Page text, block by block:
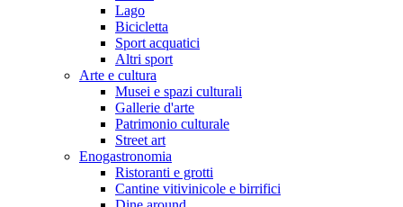
Lago
Bicicletta
Sport acquatici
Altri sport
Arte e cultura
Musei e spazi culturali
Gallerie d'arte
Patrimonio culturale
Street art
Enogastronomia
Ristoranti e grotti
Cantine vitivinicole e birrifici